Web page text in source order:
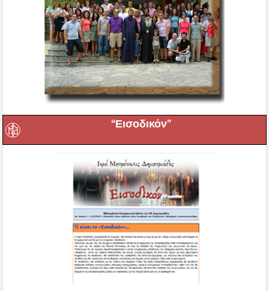
“Εισοδικόν”